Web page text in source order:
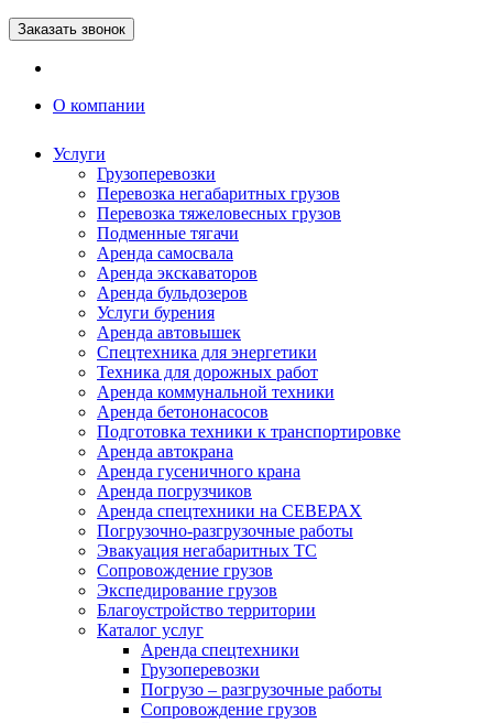
Заказать звонок
О компании
Услуги
Грузоперевозки
Перевозка негабаритных грузов
Перевозка тяжеловесных грузов
Подменные тягачи
Аренда самосвала
Аренда экскаваторов
Аренда бульдозеров
Услуги бурения
Аренда автовышек
Спецтехника для энергетики
Техника для дорожных работ
Аренда коммунальной техники
Аренда бетононасосов
Подготовка техники к транспортировке
Аренда автокрана
Аренда гусеничного крана
Аренда погрузчиков
Аренда спецтехники на СЕВЕРАХ
Погрузочно-разгрузочные работы
Эвакуация негабаритных ТС
Сопровождение грузов
Экспедирование грузов
Благоустройство территории
Каталог услуг
Аренда спецтехники
Грузоперевозки
Погрузо – разгрузочные работы
Сопровождение грузов